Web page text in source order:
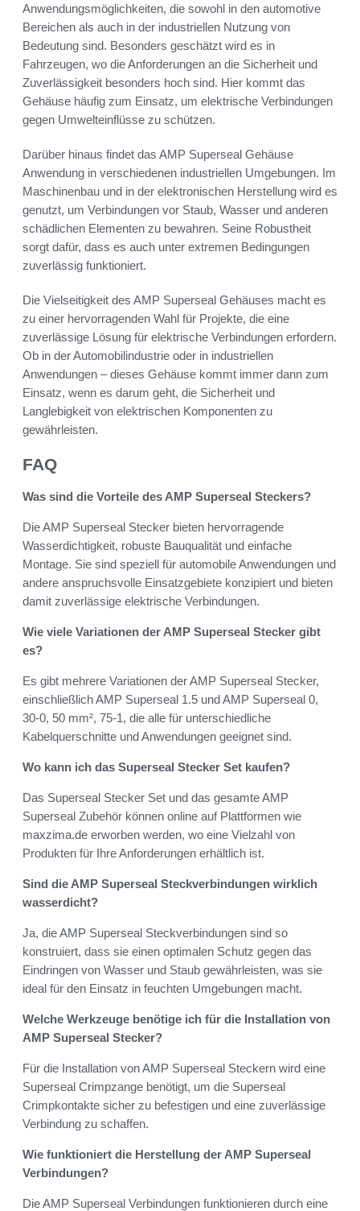
Anwendungsmöglichkeiten, die sowohl in den automotive
Bereichen als auch in der industriellen Nutzung von
Bedeutung sind. Besonders geschätzt wird es in
Fahrzeugen, wo die Anforderungen an die Sicherheit und
Zuverlässigkeit besonders hoch sind. Hier kommt das
Gehäuse häufig zum Einsatz, um elektrische Verbindungen
gegen Umwelteinflüsse zu schützen.
Darüber hinaus findet das AMP Superseal Gehäuse
Anwendung in verschiedenen industriellen Umgebungen. Im
Maschinenbau und in der elektronischen Herstellung wird es
genutzt, um Verbindungen vor Staub, Wasser und anderen
schädlichen Elementen zu bewahren. Seine Robustheit
sorgt dafür, dass es auch unter extremen Bedingungen
zuverlässig funktioniert.
Die Vielseitigkeit des AMP Superseal Gehäuses macht es
zu einer hervorragenden Wahl für Projekte, die eine
zuverlässige Lösung für elektrische Verbindungen erfordern.
Ob in der Automobilindustrie oder in industriellen
Anwendungen – dieses Gehäuse kommt immer dann zum
Einsatz, wenn es darum geht, die Sicherheit und
Langlebigkeit von elektrischen Komponenten zu
gewährleisten.
FAQ
Was sind die Vorteile des AMP Superseal Steckers?
Die AMP Superseal Stecker bieten hervorragende
Wasserdichtigkeit, robuste Bauqualität und einfache
Montage. Sie sind speziell für automobile Anwendungen und
andere anspruchsvolle Einsatzgebiete konzipiert und bieten
damit zuverlässige elektrische Verbindungen.
Wie viele Variationen der AMP Superseal Stecker gibt
es?
Es gibt mehrere Variationen der AMP Superseal Stecker,
einschließlich AMP Superseal 1.5 und AMP Superseal 0,
30-0, 50 mm², 75-1, die alle für unterschiedliche
Kabelquerschnitte und Anwendungen geeignet sind.
Wo kann ich das Superseal Stecker Set kaufen?
Das Superseal Stecker Set und das gesamte AMP
Superseal Zubehör können online auf Plattformen wie
maxzima.de erworben werden, wo eine Vielzahl von
Produkten für Ihre Anforderungen erhältlich ist.
Sind die AMP Superseal Steckverbindungen wirklich
wasserdicht?
Ja, die AMP Superseal Steckverbindungen sind so
konstruiert, dass sie einen optimalen Schutz gegen das
Eindringen von Wasser und Staub gewährleisten, was sie
ideal für den Einsatz in feuchten Umgebungen macht.
Welche Werkzeuge benötige ich für die Installation von
AMP Superseal Stecker?
Für die Installation von AMP Superseal Steckern wird eine
Superseal Crimpzange benötigt, um die Superseal
Crimpkontakte sicher zu befestigen und eine zuverlässige
Verbindung zu schaffen.
Wie funktioniert die Herstellung der AMP Superseal
Verbindungen?
Die AMP Superseal Verbindungen funktionieren durch eine